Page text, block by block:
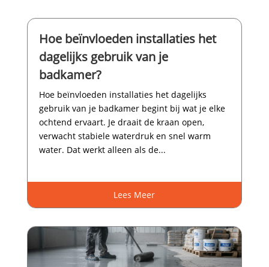
Hoe beïnvloeden installaties het
dagelijks gebruik van je
badkamer?
Hoe beïnvloeden installaties het dagelijks
gebruik van je badkamer begint bij wat je elke
ochtend ervaart.​ Je draait de kraan open,
verwacht stabiele waterdruk en snel warm
water.​ Dat werkt alleen als de...
Lees Meer